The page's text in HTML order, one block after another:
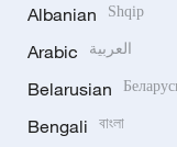
Albanian Shqip
Arabic العربية
Belarusian
Bengali বাংলা